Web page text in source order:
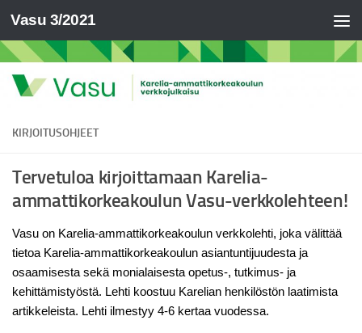
Vasu 3/2021
KIRJOITUSOHJEET
Tervetuloa kirjoittamaan Karelia-
ammattikorkeakoulun Vasu-verkkolehteen!
Vasu on Karelia-ammattikorkeakoulun verkkolehti, joka välittää
tietoa Karelia-ammattikorkeakoulun asiantuntijuudesta ja
osaamisesta sekä monialaisesta opetus-, tutkimus- ja
kehittämistyöstä. Lehti koostuu Karelian henkilöstön laatimista
artikkeleista. Lehti ilmestyy 4-6 kertaa vuodessa.